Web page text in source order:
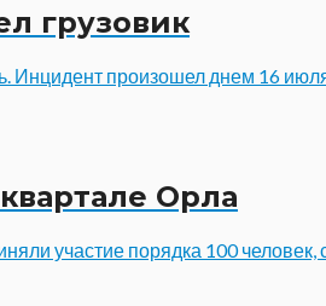
грузовик
Инцидент произошел днем 16
Орла
участие порядка 100